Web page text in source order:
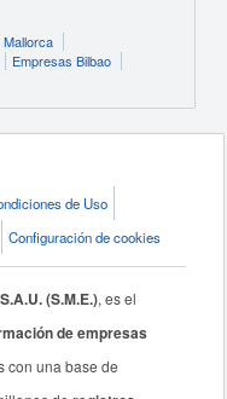
Empresas Bilbao
de Uso
Configuración de cookies
(S.M.E.), es el
de empresas
con una base de